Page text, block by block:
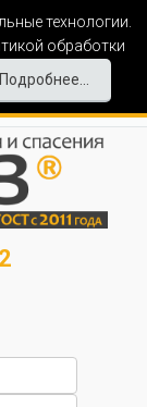
технологии.
обработки
Подробнее...